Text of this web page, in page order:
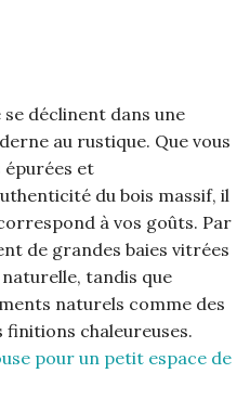
déclinent dans une
au rustique. Que vous
épurées et
du bois massif, il
à vos goûts. Par
de grandes baies vitrées
tandis que
naturels comme des
chaleureuses.
pour un petit espace de